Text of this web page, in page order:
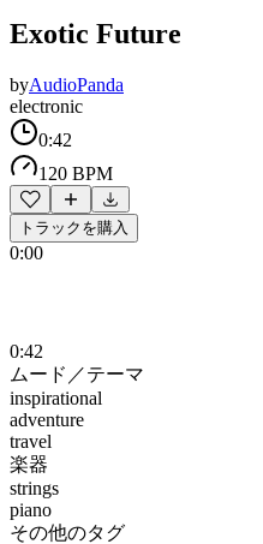
Exotic Future
byAudioPanda
electronic
0:42
120 BPM
トラックを購入
0:00
0:42
ムード／テーマ
inspirational
adventure
travel
楽器
strings
piano
その他のタグ